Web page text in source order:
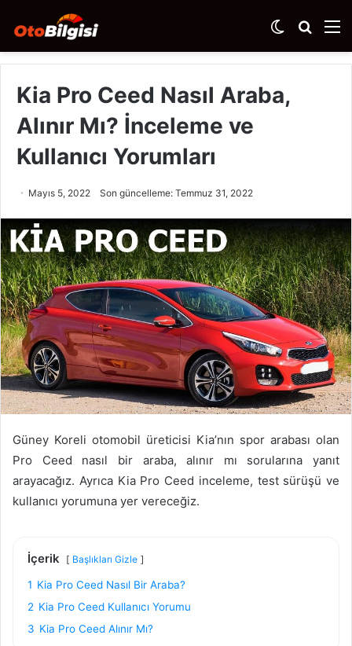
Arama
yap
Dış
görünümü
Kia Pro Ceed Nasıl Araba,
Alınır Mı? İnceleme ve
Kullanıcı Yorumları
Mayıs 5, 2022 Son güncelleme: Temmuz 31, 2022
Güney Koreli otomobil üreticisi Kia’nın spor arabası olan
Pro Ceed nasıl bir araba, alınır mı sorularına yanıt
arayacağız. Ayrıca Kia Pro Ceed inceleme, test sürüşü ve
kullanıcı yorumuna yer vereceğiz.
İçerik Başlıkları Gizle
1 Kia Pro Ceed Nasıl Bir Araba?
2 Kia Pro Ceed Kullanıcı Yorumu
3 Kia Pro Ceed Alınır Mı?